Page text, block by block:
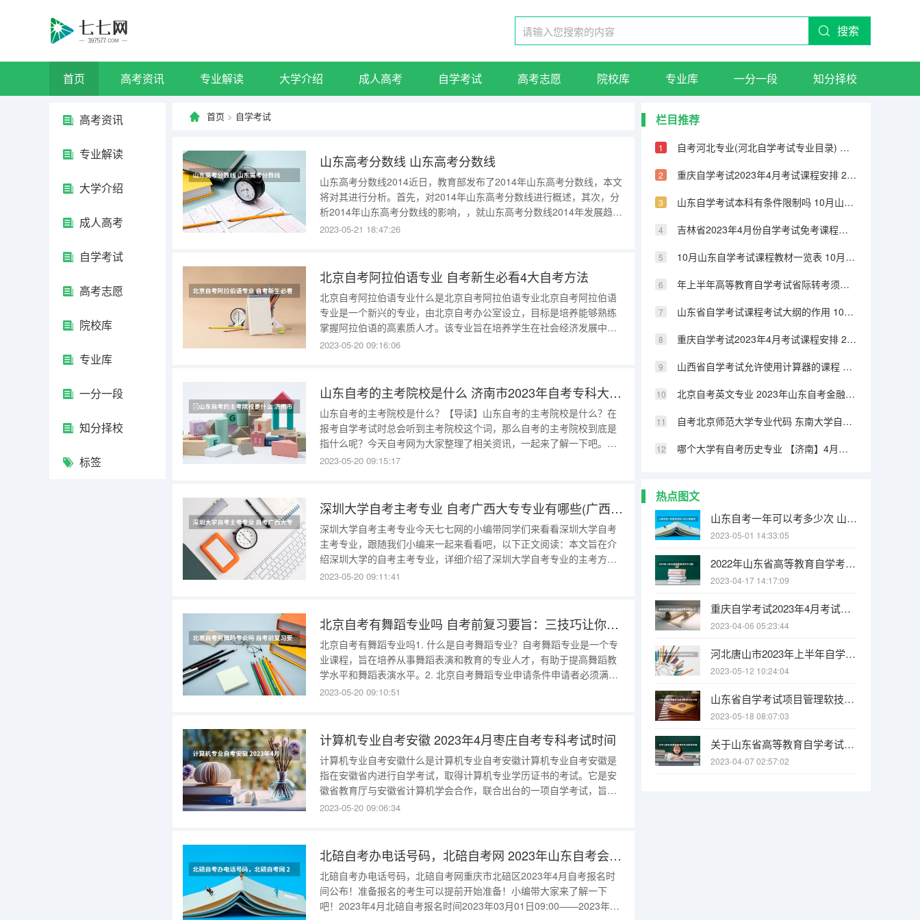
搜索
首页 高考资讯 专业解读 大学介绍 成人高考 自学考试 高考志愿 院校库 专业库 一分一段 知分择校
高考资讯
专业解读
大学介绍
成人高考
自学考试
高考志愿
院校库
专业库
一分一段
知分择校
标签
首页 > 自学考试
山东高考分数线 山东高考分数线
山东高考分数线2014近日，教育部发布了2014年山东高考分数线，本文
将对其进行分析。首先，对2014年山东高考分数线进行概述，其次，分
析2014年山东高考分数线的影响，，就山东高考分数线2014年发展趋势
进行总结。大纲：一、2014年山东高考分数线概述1、2014年山东高考
2023-05-21 18:47:26
北京自考阿拉伯语专业 自考新生必看4大自考方法
北京自考阿拉伯语专业什么是北京自考阿拉伯语专业北京自考阿拉伯语
专业是一个新兴的专业，由北京自考办公室设立，目标是培养能够熟练
掌握阿拉伯语的高素质人才。该专业旨在培养学生在社会经济发展中扮
演重要角色，为社会做出更大贡献。如何选择北京自考阿拉伯语专业在
虑自己的经济条
2023-05-20 09:16:06
​山东自考的主考院校是什么 济南市2023年自考专科大数据与会计专业报名条件
​山东自考的主考院校是什么？【导读】山东自考的主考院校是什么？在
报考自学考试时总会听到主考院校这个词，那么自考的主考院校到底是
指什么呢？今天自考网为大家整理了相关资讯，一起来了解一下吧。山
东自考的主考院校是什么？主考院校由省考委遴选专业师资力量较强的
业证书上副署，办理省考
2023-05-20 09:15:17
深圳大学自考主考专业 自考广西大专专业有哪些(广西自考专科学校)
深圳大学自考主考专业今天七七网的小编带同学们来看看深圳大学自考
主考专业，跟随我们小编来一起来看看吧，以下正文阅读：本文旨在介
绍深圳大学的自考主考专业，详细介绍了深圳大学自考专业的主考方
向、申请条件、专业课程及毕业要求等内容，以期帮助自考学子更好的
的学历教育形
2023-05-20 09:11:41
北京自考有舞蹈专业吗 自考前复习要旨：三技巧让你拿高分
北京自考有舞蹈专业吗1. 什么是自考舞蹈专业？自考舞蹈专业是一个专
业课程，旨在培养从事舞蹈表演和教育的专业人才，有助于提高舞蹈教
学水平和舞蹈表演水平。2. 北京自考舞蹈专业申请条件申请者必须满足
以下条件：（1）身体健康；（2）有良好的舞蹈背景；（3）有良好的表
2023-05-20 09:10:51
计算机专业自考安徽 2023年4月枣庄自考专科考试时间
计算机专业自考安徽什么是计算机专业自考安徽计算机专业自考安徽是
指在安徽省内进行自学考试，取得计算机专业学历证书的考试。它是安
徽省教育厅与安徽省计算机学会合作，联合出台的一项自学考试，旨在
为安徽省内的计算机专业人士提供一个拿到计算机专业学历证书的机
是：①身份：18周岁
2023-05-20 09:06:34
北碚自考办电话号码，北碚自考网 2023年山东自考会计学专业（专升本）课程设置
北碚自考办电话号码，北碚自考网重庆市北碚区2023年4月自考报名时
间公布！准备报名的考生可以提前开始准备！小编带大家来了解一下
吧！2023年4月北碚自考报名时间2023年03月01日09:00——2023年03
栏目推荐
自考河北专业(河北自学考试专业目录) 山东省自学考试企业项目管理科目最新历年真题4
重庆自学考试2023年4月考试课程安排 2023年上半年四川省高等教育自学考试课程报考
山东自学考试本科有条件限制吗 10月山东自学考试课程教材一览表
吉林省2023年4月份自学考试免考课程申请的通知 10月山东自学考试课程教材一览表
10月山东自学考试课程教材一览表 10月山东自学考试报考对象
年上半年高等教育自学考试省际转考须知 2022年4月云南省第87次高等教育自学考试报考简章
山东省自学考试课程考试大纲的作用 10月山东自学考试课程教材一览表
重庆自学考试2023年4月考试课程安排 2022年江西省自学考试课程预安排表
山西省自学考试允许使用计算器的课程 山东自学考试本科都有什么课程
北京自考英文专业 2023年山东自考金融学专业（本科）课程设置
自考北京师范大学专业代码 东南大学自考专科专业代码
哪个大学有自考历史专业 【济南】4月自考及上半年技能考核成绩查询
热点图文
山东自考一年可以考多少次 山东省自考文凭受国外认可吗
2023-05-01 14:33:05
2022年山东省高等教育自学考试部分专科专业新旧名称及代码对照表 10月山东自学考试课程教材一览表
2023-04-17 14:17:09
重庆自学考试2023年4月考试课程安排 2022年浙江省教育考试院停考高等教育自学考试心理健康教育等专业的通知
2023-04-06 05:23:44
河北唐山市2023年上半年自学考试各报名点联系方式 河北省高等教育自学考试2022年下半年暨2022年上半年延期考试理论课报考的公告
2023-05-12 10:24:04
山东省自学考试项目管理软技术科目最新历年真题1 山东省2022年10月高等教育自学考试专业科目一览表
2023-05-18 08:07:03
关于山东省高等教育自学考试停考护理（专科）等10个专业的通知 贵州省2023年4月高等教育自学考试报名时间及方法
2023-04-07 02:57:02